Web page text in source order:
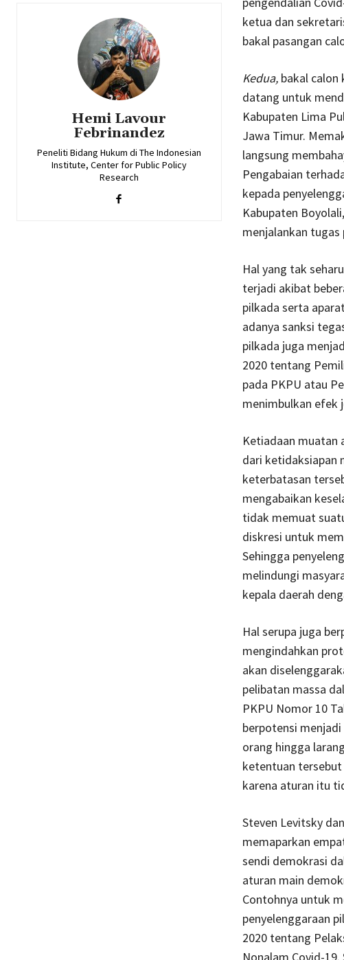
Hemi Lavour
Febrinandez
Peneliti Bidang Hukum di The Indonesian
Institute, Center for Public Policy
Research
ketua dan
bakal pasangan
Kedua,bakal calon
datang untuk
Kabupaten Lima
Jawa Timur.
langsung
Pengabaian
kepada
Kabupaten
menjalankan tugas
Hal yang tak
terjadi akibat
pilkada serta
adanya sanksi
pilkada juga
2020 tentang
pada PKPU atau
menimbulkan efek
Ketiadaan muatan
dari ketidaksiapan
keterbatasan
mengabaikan
tidak memuat
diskresi untuk
Sehingga
melindungi
kepala daerah
Hal serupa juga
mengindahkan
akan
pelibatan massa
PKPU Nomor 10
berpotensi menjadi
orang hingga
ketentuan tersebut
karena aturan itu
Steven Levitsky
memaparkan
sendi demokrasi
aturan main
Contohnya untuk
penyelenggaraan
2020 tentang